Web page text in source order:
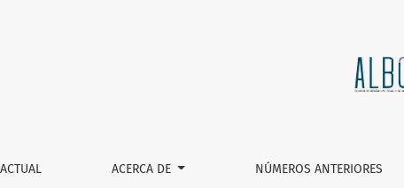
en el diseño gráfico: características y cambios demográficos en
ACERCA DE NÚMEROS ANTERIORES
El actual es: